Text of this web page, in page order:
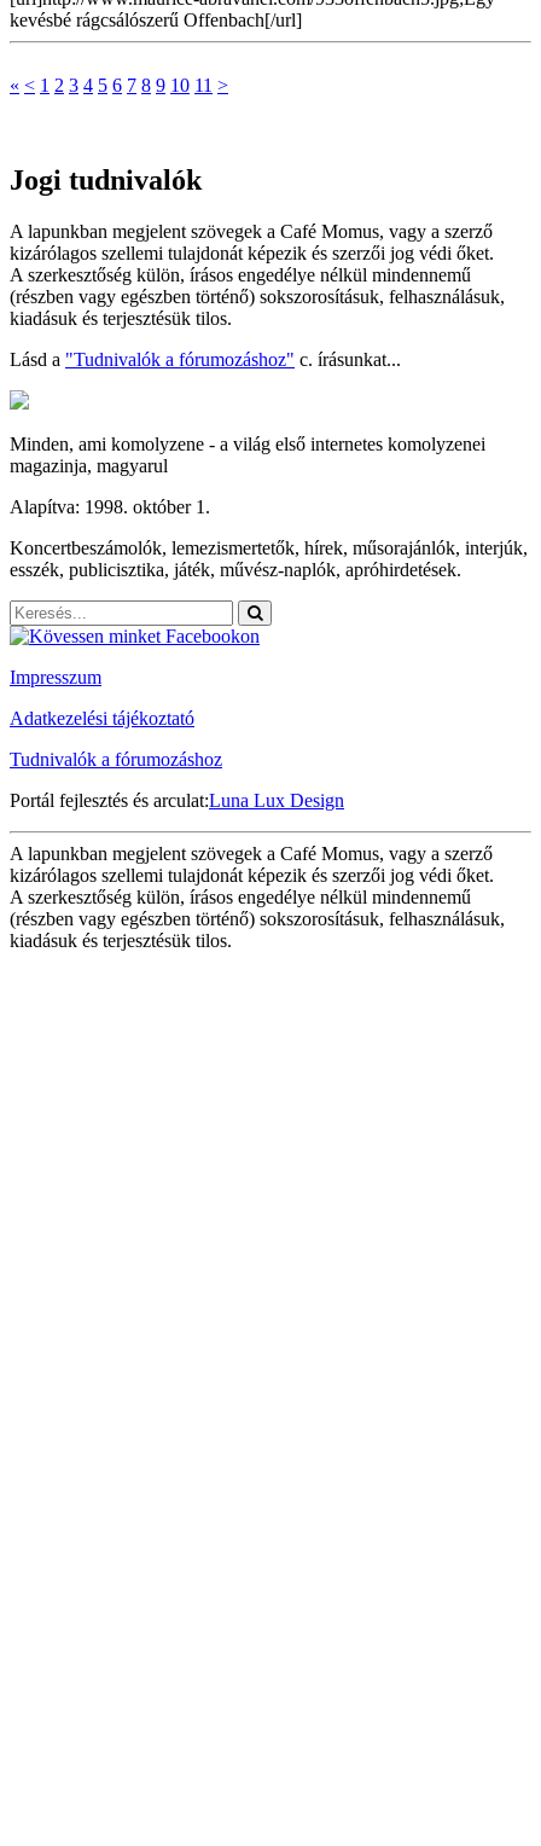
kevésbé rágcsálószerű Offenbach[/url]
« < 1 2 3 4 5 6 7 8 9 10 11 >
Jogi tudnivalók
A lapunkban megjelent szövegek a Café Momus, vagy a szerző
kizárólagos szellemi tulajdonát képezik és szerzői jog védi őket.
A szerkesztőség külön, írásos engedélye nélkül mindennemű
(részben vagy egészben történő) sokszorosításuk, felhasználásuk,
kiadásuk és terjesztésük tilos.
Lásd a "Tudnivalók a fórumozáshoz" c. írásunkat...
Minden, ami komolyzene - a világ első internetes komolyzenei
magazinja, magyarul
Alapítva: 1998. október 1.
Koncertbeszámolók, lemezismertetők, hírek, műsorajánlók, interjúk,
esszék, publicisztika, játék, művész-naplók, apróhirdetések.
Impresszum
Adatkezelési tájékoztató
Tudnivalók a fórumozáshoz
Portál fejlesztés és arculat:Luna Lux Design
A lapunkban megjelent szövegek a Café Momus, vagy a szerző
kizárólagos szellemi tulajdonát képezik és szerzői jog védi őket.
A szerkesztőség külön, írásos engedélye nélkül mindennemű
(részben vagy egészben történő) sokszorosításuk, felhasználásuk,
kiadásuk és terjesztésük tilos.